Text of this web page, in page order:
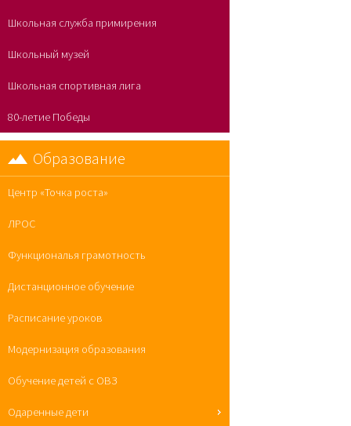
Школьная служба примирения
Школьный музей
Школьная спортивная лига
80-летие Победы
Образование
Центр «Точка роста»
ЛРОС
Функциональя грамотность
Дистанционное обучение
Расписание уроков
Модернизация образования
Обучение детей с ОВЗ
Одаренные дети